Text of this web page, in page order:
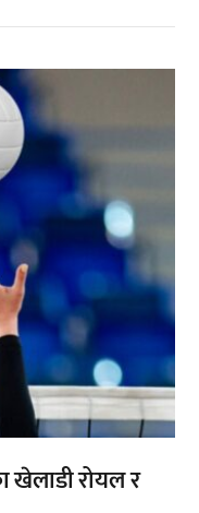
खेलाडी रोयल र